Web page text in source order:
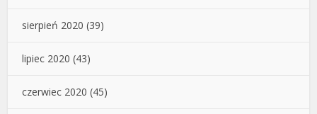
sierpień 2020 (39)
lipiec 2020 (43)
czerwiec 2020 (45)